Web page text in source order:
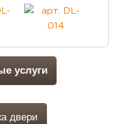
услуги
двери